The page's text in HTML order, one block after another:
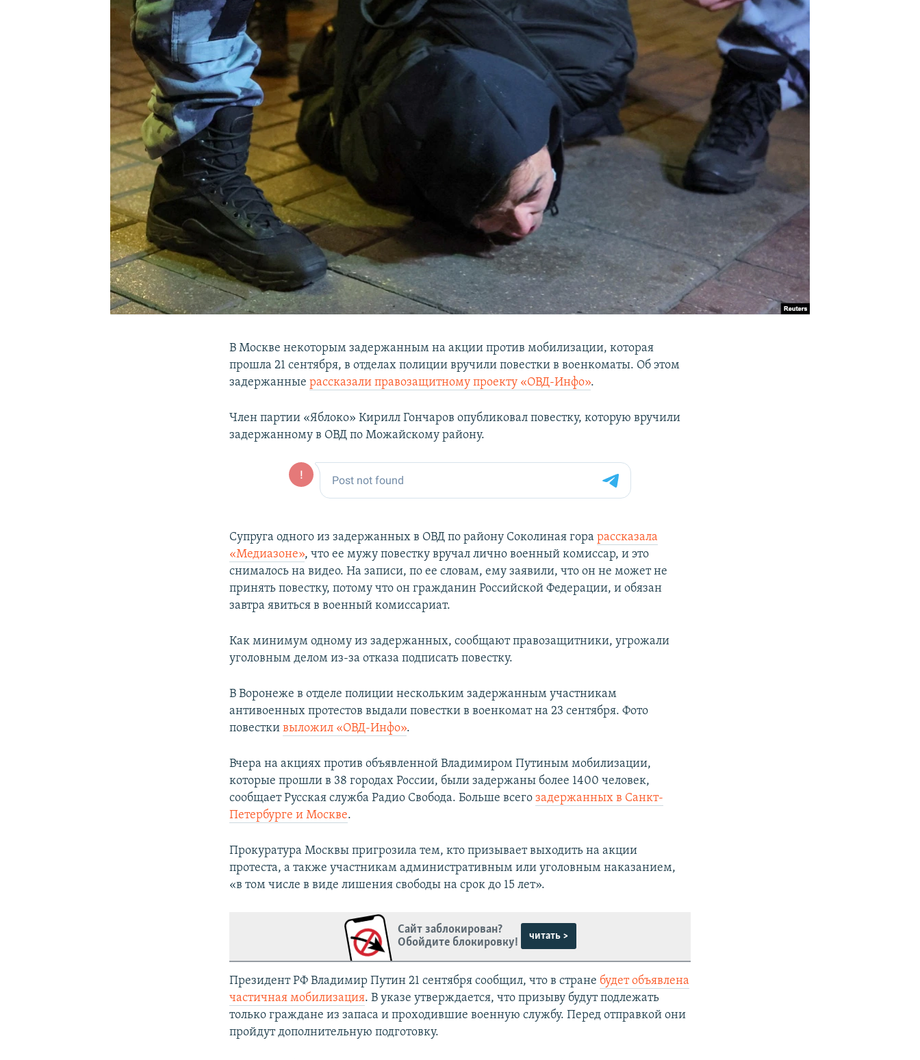
УКРАИНСКАЯ ПРОБЛЕМА КРЫМА
В Москве некоторым задержанным на акции против мобилизации, которая
прошла 21 сентября, в отделах полиции вручили повестки в военкоматы. Об этом
задержанныерассказали правозащитному проекту «ОВД-Инфо».
Член партии «Яблоко» Кирилл Гончаров опубликовал повестку, которую вручили
задержанному в ОВД по Можайскому району.
Супруга одного из задержанных в ОВД по району Соколиная горарассказала
«Медиазоне», что ее мужу повестку вручал лично военный комиссар, и это
снималось на видео. На записи, по ее словам, ему заявили, что он не может не
принять повестку, потому что он гражданин Российской Федерации, и обязан
завтра явиться в военный комиссариат.
Как минимум одному из задержанных, сообщают правозащитники, угрожали
уголовным делом из-за отказа подписать повестку.
В Воронеже в отделе полиции нескольким задержанным участникам
антивоенных протестов выдали повестки в военкомат на 23 сентября. Фото
повесткивыложил «ОВД-Инфо».
Вчера на акциях против объявленной Владимиром Путиным мобилизации,
которые прошли в 38 городах России, были задержаны более 1400 человек,
сообщает Русская служба Радио Свобода. Больше всегозадержанных в Санкт-
Петербурге и Москве.
Прокуратура Москвы пригрозила тем, кто призывает выходить на акции
протеста, а также участникам административным или уголовным наказанием,
«в том числе в виде лишения свободы на срок до 15 лет».
Сайт заблокирован?
Обойдите блокировку!
читать >
Президент РФ Владимир Путин 21 сентября сообщил, что в стране будет объявлена
частичная мобилизация. В указе утверждается, что призыву будут подлежать
только граждане из запаса и проходившие военную службу. Перед отправкой они
пройдут дополнительную подготовку.